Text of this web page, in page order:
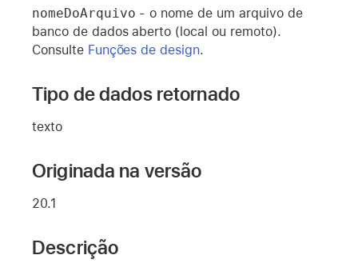
nomeDoArquivo - o nome de um arquivo de
banco de dados aberto (local ou remoto).
Consulte Funções de design.
Tipo de dados retornado
texto
Originada na versão
20.1
Descrição